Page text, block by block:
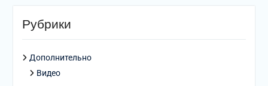
Рубрики
Дополнительно
Видео